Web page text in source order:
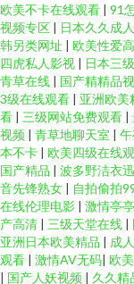
欧美不卡在线观看 | 91
视频专区 | 日本久久成
韩另类网址 | 欧美性爱
四虎私人影视 | 日本三
青草在线 | 国产精精品
3级在线观看 | 亚洲欧美
看 | 三级网站免费观看 |
视频 | 青草地聊天室 |
本不卡 | 欧美四级在线
国产精品 | 波多野洁衣
音先锋熟女 | 自拍偷拍
在线伦理电影 | 激情亭
产高清 | 三级天堂在线 |
亚洲日本欧美精品 | 成
观看 | 激情AV无码| 欧
| 国产人妖视频 | 久久精